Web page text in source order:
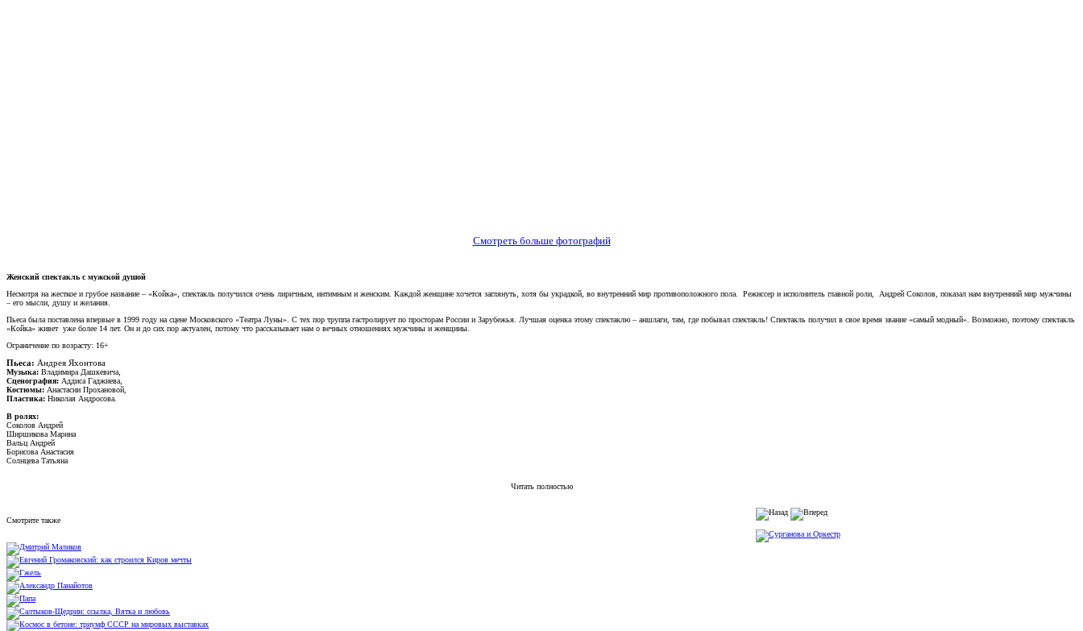
Смотреть больше фотографий
Женский спектакль с мужской душой
Несмотря на жесткое и грубое название – «Койка», спектакль получился очень лиричным, интимным и женским. Каждой женщине хочется заглянуть, хотя бы украдкой, во внутренний мир противоположного пола. Режиссер и исполнитель главной роли, Андрей Соколов, показал нам внутренний мир мужчины
– его мысли, душу и желания.
Пьеса была поставлена впервые в 1999 году на сцене Московского «Театра Луны». С тех пор труппа гастролирует по просторам России и Зарубежья. Лучшая оценка этому спектаклю – аншлаги, там, где побывал спектакль! Спектакль получил в свое время звание «самый модный». Возможно, поэтому спектакль
«Койка» живет уже более 14 лет. Он и до сих пор актуален, потому что рассказывает нам о вечных отношениях мужчины и женщины.
Ограничение по возрасту: 16+
Пьеса: Андрея Яхонтова
Музыка: Владимира Дашкевича,
Сценография: Аддиса Гаджиева,
Костюмы: Анастасии Прохановой,
Пластика: Николая Андросова.
В ролях:
Соколов Андрей
Ширшикова Марина
Вальц Андрей
Борисова Анастасия
Солнцева Татьяна
Читать полностью
Смотрите также